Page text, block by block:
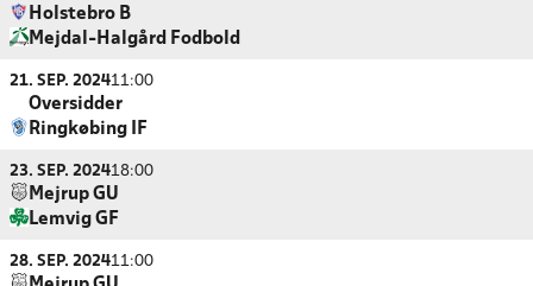
Holstebro B
Mejdal-Halgård Fodbold
21. SEP. 202411:00
Oversidder
Ringkøbing IF
23. SEP. 202418:00
Mejrup GU
Lemvig GF
28. SEP. 202411:00